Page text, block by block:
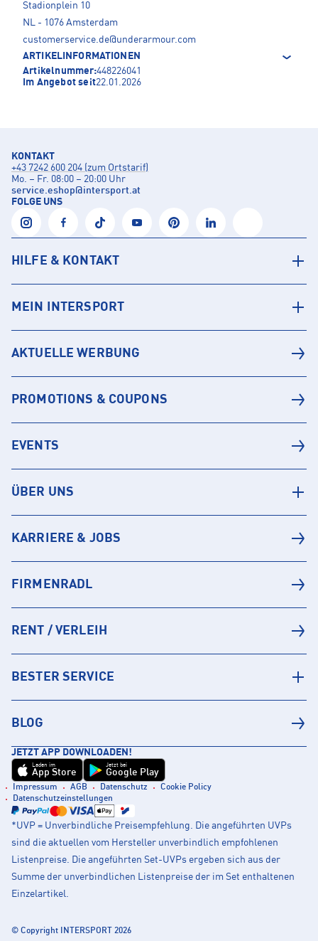
Stadionplein 10
NL - 1076 Amsterdam
customerservice.de@underarmour.com
ARTIKELINFORMATIONEN
Artikelnummer:448226041
Im Angebot seit22.01.2026
KONTAKT
+43 7242 600 204 (zum Ortstarif)
Mo. – Fr. 08:00 – 20:00 Uhr
service.eshop@intersport.at
FOLGE UNS
HILFE & KONTAKT
MEIN INTERSPORT
AKTUELLE WERBUNG
PROMOTIONS & COUPONS
EVENTS
ÜBER UNS
KARRIERE & JOBS
FIRMENRADL
RENT / VERLEIH
BESTER SERVICE
BLOG
JETZT APP DOWNLOADEN!
Laden im
App Store
Jetzt bei
Google Play
Impressum AGB Datenschutz
Cookie Policy
Datenschutzeinstellungen
*UVP = Unverbindliche Preisempfehlung. Die angeführten UVPs
sind die aktuellen vom Hersteller unverbindlich empfohlenen
Listenpreise. Die angeführten Set-UVPs ergeben sich aus der
Summe der unverbindlichen Listenpreise der im Set enthaltenen
Einzelartikel.
© Copyright INTERSPORT 2026